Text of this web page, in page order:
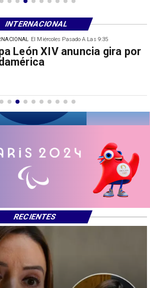
El Miércoles Pasado A Las 9:35
restringe exportación de
a EEUU y sanciona
INTERNACIONAL
RECIENTES